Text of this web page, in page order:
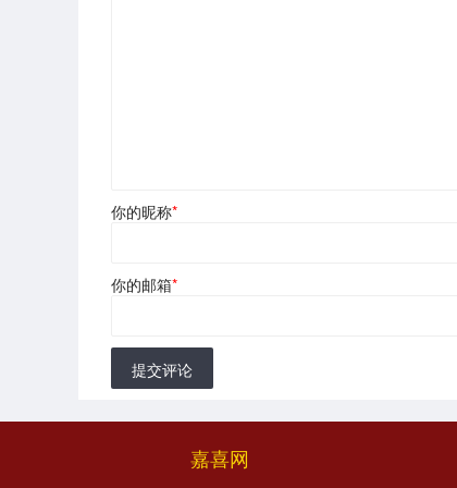
你的昵称*
你的邮箱*
提交评论
嘉喜网